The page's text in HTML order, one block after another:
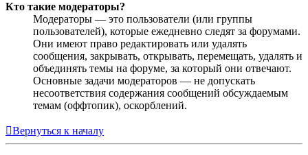
Кто такие модераторы?
Модераторы — это пользователи (или группы
пользователей), которые ежедневно следят за форумами.
Они имеют право редактировать или удалять
сообщения, закрывать, открывать, перемещать, удалять и
объединять темы на форуме, за который они отвечают.
Основные задачи модераторов — не допускать
несоответствия содержания сообщений обсуждаемым
темам (оффтопик), оскорблений.
Вернуться к началу